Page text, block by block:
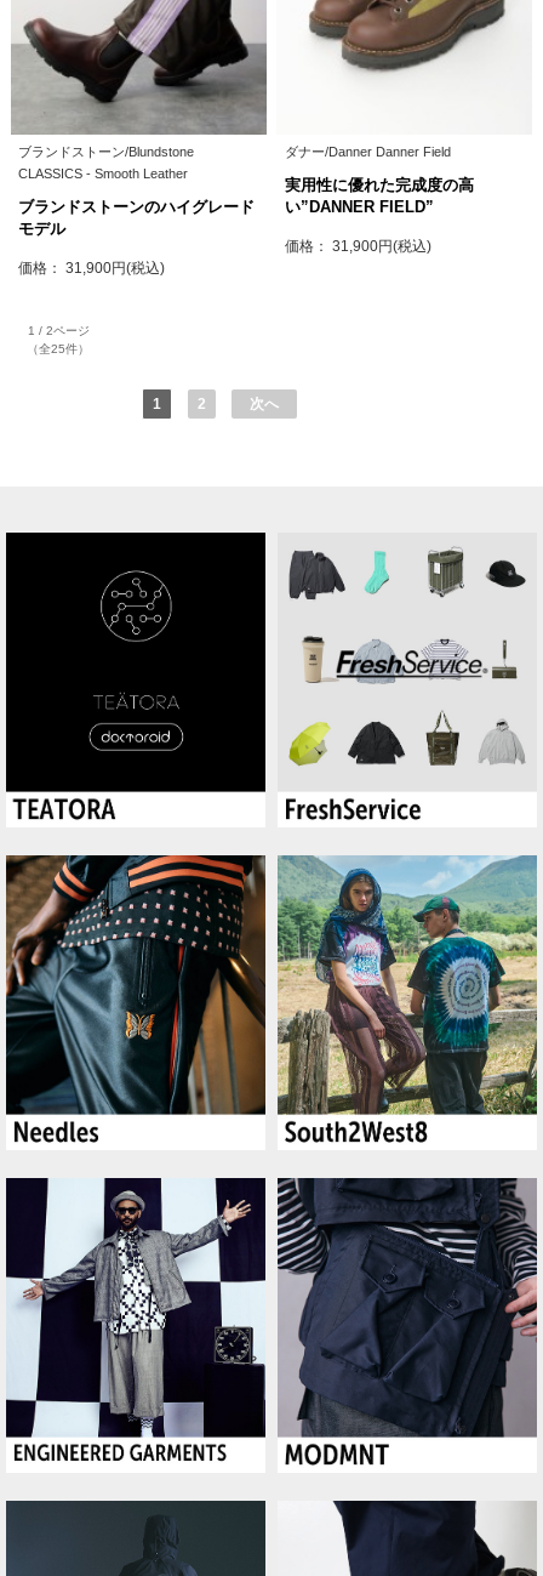
ブランドストーン/Blundstone
CLASSICS - Smooth Leather
ブランドストーンのハイグレード
モデル
価格： 31,900円(税込)
ダナー/Danner Danner Field
実用性に優れた完成度の高
い”DANNER FIELD”
価格： 31,900円(税込)
1 / 2ページ
（全25件）
1 2 次へ